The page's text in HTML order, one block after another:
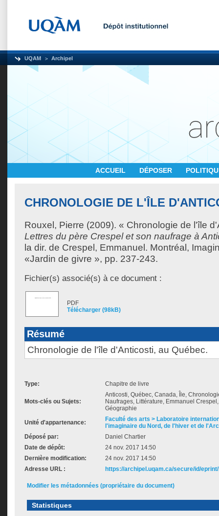
UQAM Archipel
ACCUEIL DÉPOSER
CHRONOLOGIE DE L'ÎLE
Rouxel, Pierre (2009). « Chronologie de l'île
Lettres du père Crespel et son naufrage à
la dir. de Crespel, Emmanuel . Montréal,
«Jardin de givre », pp. 237-243.
Fichier(s) associé(s) à ce document :
PDF
Télécharger (98kB)
Résumé
Chronologie de l'île d'Anticosti, au Québec.
Type: Chapitre de livre
Mots-clés ou Sujets:
Anticosti, Québec, Canada, Île,
Naufrages, Littérature, Emmanuel
Géographie
Unité d'appartenance:
Faculté des arts > Laboratoire
l'imaginaire du Nord, de l'hiver et de
Déposé par:
Daniel Chartier
Date de dépôt:
24 nov. 2017 14:50
Dernière modification:
24 nov. 2017 14:50
Adresse URL :
https://archipel.uqam.ca/secure/id/
Modifier les métadonnées (propriétaire du document)
Statistiques